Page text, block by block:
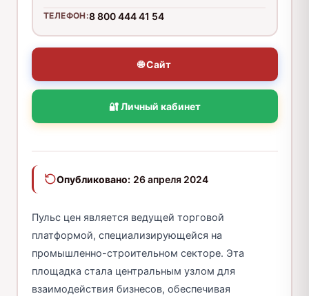
ТЕЛЕФОН:8 800 444 41 54
🌐 Сайт
🔐 Личный кабинет
Опубликовано: 26 апреля 2024
Пульс цен является ведущей торговой
платформой, специализирующейся на
промышленно-строительном секторе. Эта
площадка стала центральным узлом для
взаимодействия бизнесов, обеспечивая